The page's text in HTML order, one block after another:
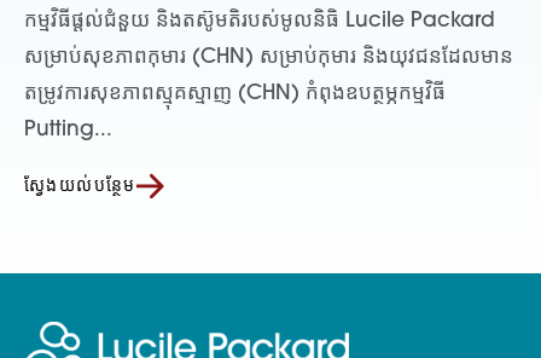
កម្មវិធីផ្តល់ជំនួយ និងតស៊ូមតិរបស់មូលនិធិ Lucile Packard
សម្រាប់សុខភាពកុមារ (CHN) សម្រាប់កុមារ និងយុវជនដែលមាន
តម្រូវការសុខភាពស្មុគស្មាញ (CHN) កំពុងឧបត្ថម្ភកម្មវិធី
Putting...
ស្វែងយល់បន្ថែម